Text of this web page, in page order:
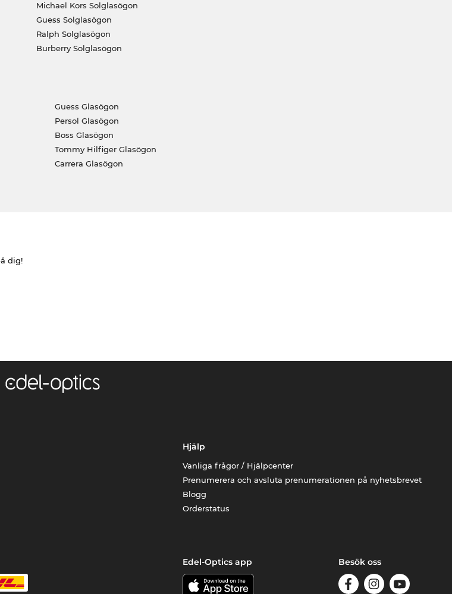
Michael Kors Solglasögon
Guess Solglasögon
Ralph Solglasögon
Burberry Solglasögon
Guess Glasögon
Persol Glasögon
Boss Glasögon
Tommy Hilfiger Glasögon
Carrera Glasögon
dig!
Hjälp
Vanliga frågor / Hjälpcenter
Prenumerera och avsluta prenumerationen på nyhetsbrevet
Blogg
Orderstatus
Edel-Optics app Besök oss